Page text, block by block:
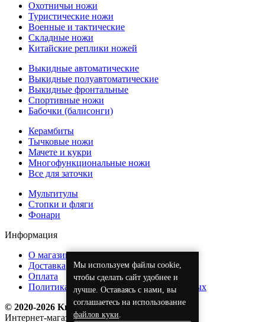
Мы используем файлы cookie,
чтобы сделать сайт удобнее и
лучше. Оставаясь с нами, вы
соглашаетесь на использование
файлов куки.
Охотничьи ножи
Туристические ножи
Военные и тактические
Складные ножи
Китайские реплики ножей
Выкидные автоматические
Выкидные полуавтоматические
Выкидные фронтальные
Спортивные ножи
Бабочки (балисонги)
Керамбиты
Тычковые ножи
Мачете и кукри
Многофункциональные ножи
Все для заточки
Мультитулы
Стопки и фляги
Фонари
Информация
О магазине
Доставка
Оплата
Политика обработки персональных данных
© 2020-2026 KnifeOpt.ru
Интернет-магазин